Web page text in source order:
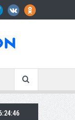
Дагестана